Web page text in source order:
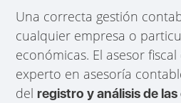
Una correcta gestión
cualquier empresa o
económicas. El asesor
experto en asesoría
delregistro y análisis de